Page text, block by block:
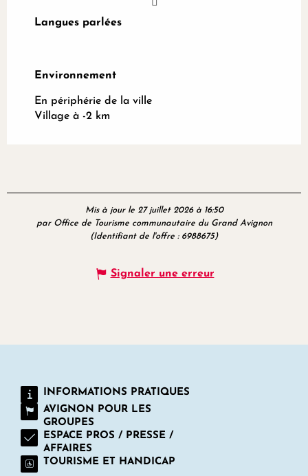
Langues parlées
Langues parlées
Environnement
Environnement
En périphérie de la ville
Village à -2 km
Mis à jour le 27 juillet 2026 à 16:50
par Office de Tourisme communautaire du Grand Avignon
(Identifiant de l'offre : 6988675)
Signaler une erreur
INFORMATIONS PRATIQUES
AVIGNON POUR LES
GROUPES
ESPACE PROS / PRESSE /
AFFAIRES
TOURISME ET HANDICAP